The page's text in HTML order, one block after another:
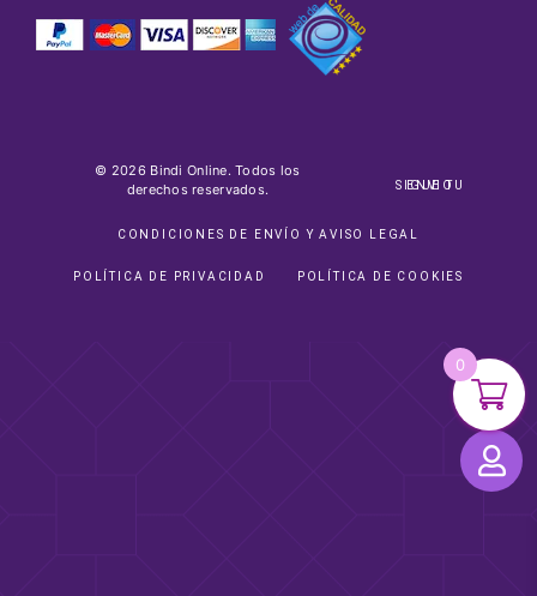
© 2026 Bindi Online. Todos los
derechos reservados.
SIGUE TU ENVIO
CONDICIONES DE ENVÍO Y AVISO LEGAL
POLÍTICA DE PRIVACIDAD POLÍTICA DE COOKIES
0